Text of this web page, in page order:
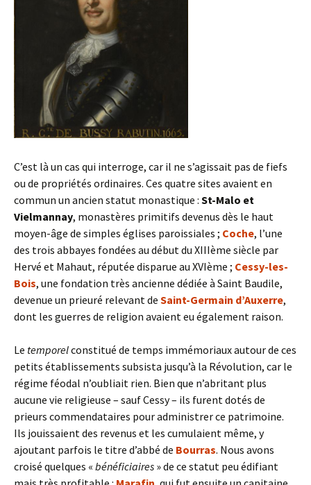
C’est là un cas qui interroge, car il ne s’agissait pas de fiefs
ou de propriétés ordinaires. Ces quatre sites avaient en
commun un ancien statut monastique : St-Malo et
Vielmannay, monastères primitifs devenus dès le haut
moyen-âge de simples églises paroissiales ; Coche, l’une
des trois abbayes fondées au début du XIIIème siècle par
Hervé et Mahaut, réputée disparue au XVIème ; Cessy-les-
Bois, une fondation très ancienne dédiée à Saint Baudile,
devenue un prieuré relevant de Saint-Germain d’Auxerre,
dont les guerres de religion avaient eu également raison.
Le temporelconstitué de temps immémoriaux autour de ces
petits établissements subsista jusqu’à la Révolution, car le
régime féodal n’oubliait rien. Bien que n’abritant plus
aucune vie religieuse – sauf Cessy – ils furent dotés de
prieurs commendataires pour administrer ce patrimoine.
Ils jouissaient des revenus et les cumulaient même, y
ajoutant parfois le titre d’abbé de Bourras. Nous avons
croisé quelques « bénéficiaires » de ce statut peu édifiant